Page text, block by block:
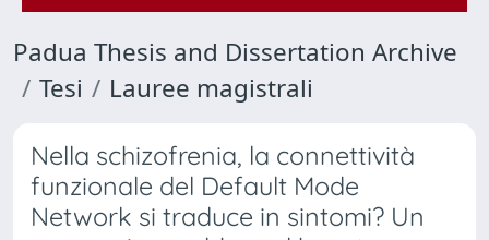
Padua Thesis and Dissertation Archive
Tesi
Lauree magistrali
Nella schizofrenia, la connettività
funzionale del Default Mode
Network si traduce in sintomi? Un